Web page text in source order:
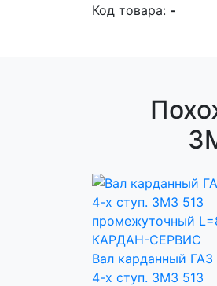
Код товара: -
Вал карданный
4-х ступ. ЗМЗ 513